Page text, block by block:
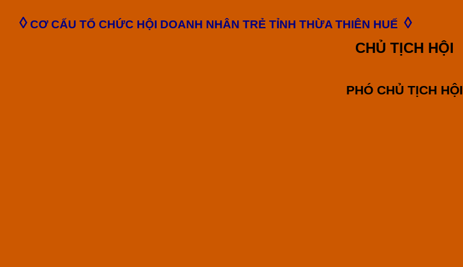
◊CƠ CẤU TỔ CHỨC HỘI DOANH NHÂN TRẺ TỈNH THỪA THIÊN HUẾ ◊
CHỦ TỊCH HỘI
PHÓ CHỦ TỊCH HỘI